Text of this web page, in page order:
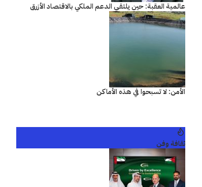
عالمية العقبة: حين يلتقي الدعم الملكي بالاقتصاد الأزرق
الأمن: لا تسبحوا في هذه الأماكن
ثقافة وفن